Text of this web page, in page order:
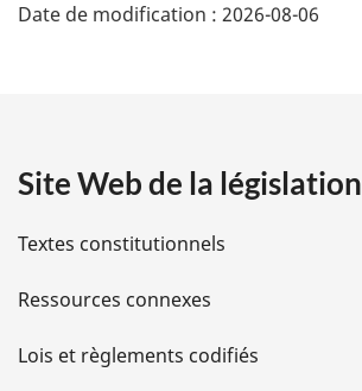
l
é
i
l
s
d
Date de modification : 2026-08-06
Site Web de la législation
Textes constitutionnels
Ressources connexes
Lois et règlements codifiés